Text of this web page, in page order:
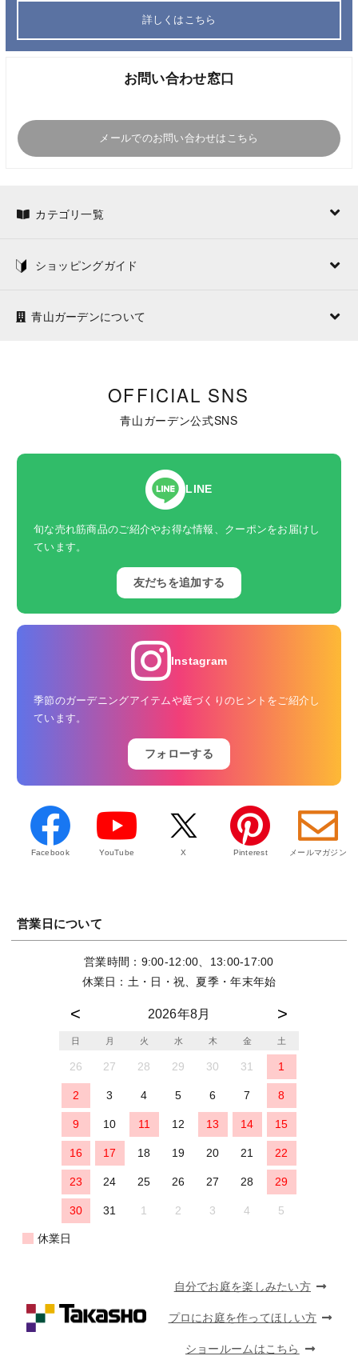
詳しくはこちら
お問い合わせ窓口
メールでのお問い合わせはこちら
カテゴリ一覧
ショッピングガイド
青山ガーデンについて
OFFICIAL SNS
青山ガーデン公式SNS
LINE
旬な売れ筋商品のご紹介やお得な情報、クーポンをお届けし
ています。
友だちを追加する
Instagram
季節のガーデニングアイテムや庭づくりのヒントをご紹介し
ています。
フォローする
Facebook YouTube X Pinterest メールマガジン
営業日について
営業時間：9:00-12:00、13:00-17:00
休業日：土・日・祝、夏季・年末年始
2026年8月
日 月 火 水 木 金 土
26 27 28 29 30 31 1
2 3 4 5 6 7 8
9 10 11 12 13 14 15
16 17 18 19 20 21 22
23 24 25 26 27 28 29
30 31 1 2 3 4 5
休業日
自分でお庭を楽しみたい方
プロにお庭を作ってほしい方
ショールームはこちら